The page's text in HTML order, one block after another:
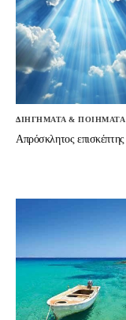
ΔΙΗΓΗΜΑΤΑ & ΠΟΙΗΜΑΤΑ
Απρόσκλητος επισκέπτης